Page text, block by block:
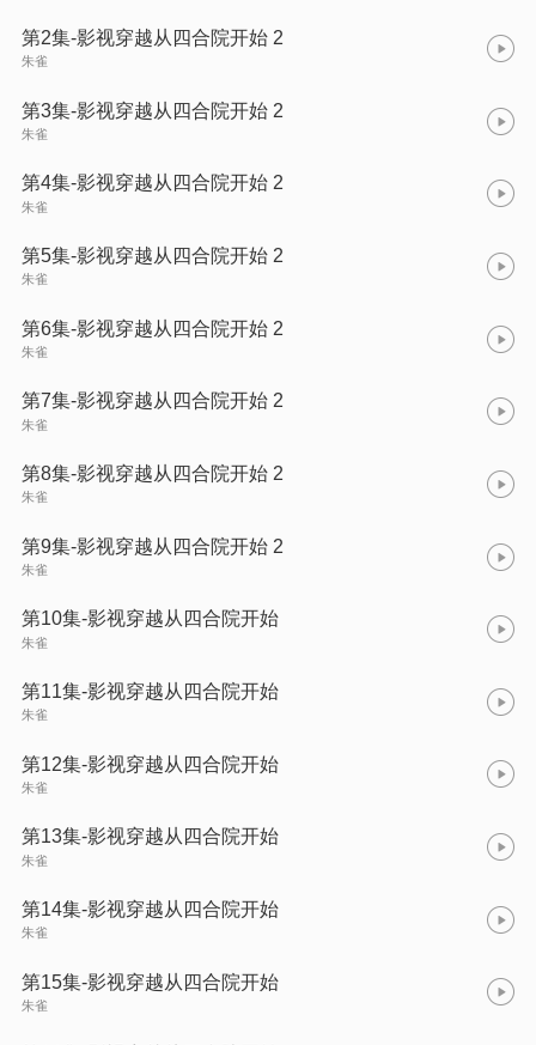
第2集-影视穿越从四合院开始 2
朱雀
第3集-影视穿越从四合院开始 2
朱雀
第4集-影视穿越从四合院开始 2
朱雀
第5集-影视穿越从四合院开始 2
朱雀
第6集-影视穿越从四合院开始 2
朱雀
第7集-影视穿越从四合院开始 2
朱雀
第8集-影视穿越从四合院开始 2
朱雀
第9集-影视穿越从四合院开始 2
朱雀
第10集-影视穿越从四合院开始
朱雀
第11集-影视穿越从四合院开始
朱雀
第12集-影视穿越从四合院开始
朱雀
第13集-影视穿越从四合院开始
朱雀
第14集-影视穿越从四合院开始
朱雀
第15集-影视穿越从四合院开始
朱雀